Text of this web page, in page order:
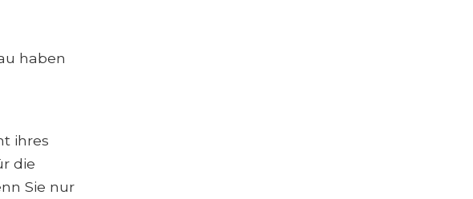
haben
ihres
die
Sie nur